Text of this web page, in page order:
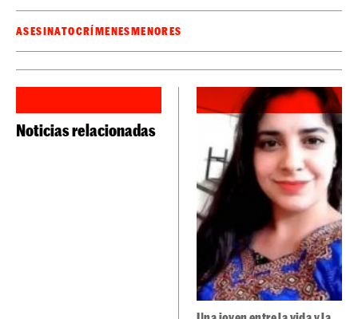
ASESINATOCRÍMENESMENORES